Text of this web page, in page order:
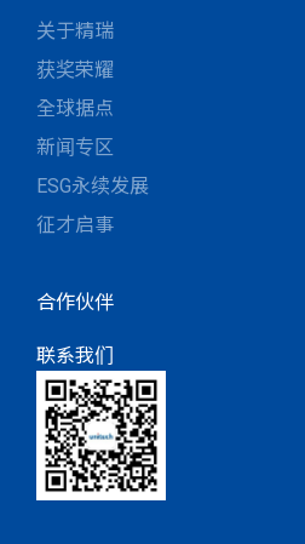
关于精瑞
获奖荣耀
全球据点
新闻专区
ESG永续发展
征才启事
合作伙伴
联系我们